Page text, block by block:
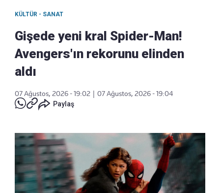
KÜLTÜR - SANAT
Gişede yeni kral Spider-Man!
Avengers'ın rekorunu elinden
aldı
07 Ağustos, 2026 - 19:02
07 Ağustos, 2026 - 19:04
Paylaş